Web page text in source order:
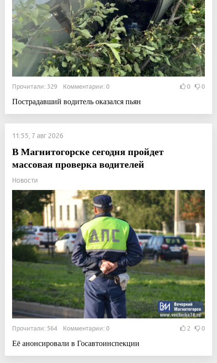
Прочитали: 329 Комментарии: 0 0 0
Пострадавший водитель оказался пьян
11:55, 7 авг 2026
В Магнитогорске сегодня пройдет
массовая проверка водителей
Новости
Прочитали: 564 Комментарии: 0 2 0
Её анонсировали в Госавтоинспекции